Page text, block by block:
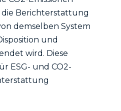
Berichterstattung
demselben System
und
wird. Diese
ESG- und CO2-